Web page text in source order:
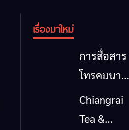
เรื่องมาใหม่
การสื่อสาร
โทรคมนาคม
กรณีภัย
พิบัติ
Chiangrai
Tea &